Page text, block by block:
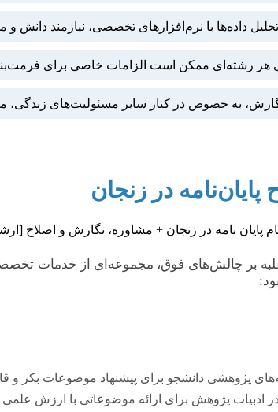
داده‌ها با نرم‌افزارهای تخصصی، نیازمند
هر رشته‌ای ممکن است الزامات خاصی برای
به خصوص در کنار سایر مسئولیت‌های زندگی،
در زنجان
بر چالش‌های فوق، مجموعه‌ای از خدمات
پژوهشی دانشجو برای پیشنهاد موضوعات بکر و
ادبیات پژوهش برای ارائه موضوعاتی با ارزش علمی